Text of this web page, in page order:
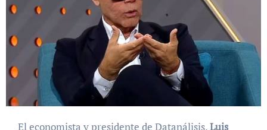
El economista y presidente de Datanálisis,Luis